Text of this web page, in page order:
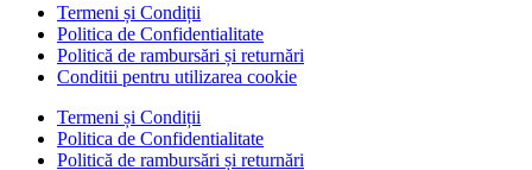
Termeni și Condiții
Politica de Confidentialitate
Politică de rambursări și returnări
Conditii pentru utilizarea cookie
Termeni și Condiții
Politica de Confidentialitate
Politică de rambursări și returnări